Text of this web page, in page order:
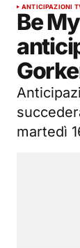
ANTICIPAZIONI
Be
martedì